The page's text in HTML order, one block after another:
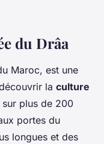
du Drâa
Maroc, est une
la culture
sur plus de 200
portes du
longues et des